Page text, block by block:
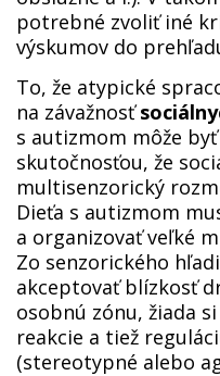
potrebné zvoliť iné
výskumov do
To, že atypické
na závažnosť
s autizmom môže
skutočnosťou, že
multisenzorický
Dieťa s autizmom
a organizovať veľké
Zo senzorického
akceptovať blízkosť
osobnú zónu, žiada
reakcie a tiež
(stereotypné alebo